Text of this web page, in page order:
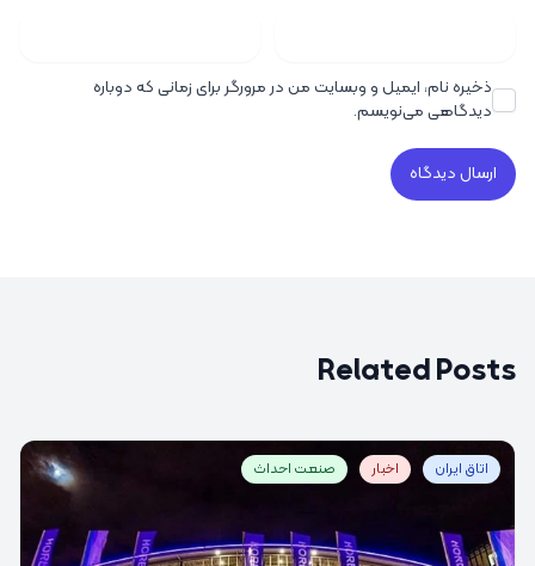
ذخیره نام، ایمیل و وبسایت من در مرورگر برای زمانی که دوباره
دیدگاهی می‌نویسم.
Related Posts
اتاق ایران اخبار صنعت احداث